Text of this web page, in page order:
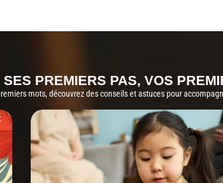
SES PREMIERS PAS, VOS
mots, découvrez des conseils et astuces pour